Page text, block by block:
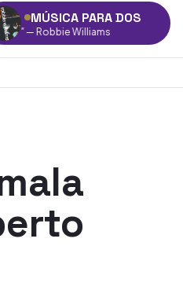
MÚSICA PARA DOS
Williams